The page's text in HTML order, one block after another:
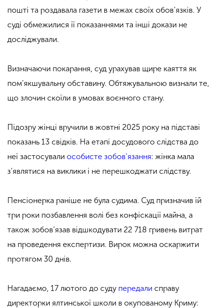
пошті та роздавала газети в межах своїх обов’язків. У
суді обмежилися її показаннями та інші докази не
досліджували.
Визначаючи покарання, суд урахував щире каяття як
пом’якшувальну обставину. Обтяжувальною визнали те,
що злочин скоїли в умовах воєнного стану.
Підозру жінці вручили в жовтні 2025 року на підставі
показань 13 свідків. На етапі досудового слідства до
неї застосували особисте зобов’язання: жінка мала
з’являтися на виклики і не перешкоджати слідству.
Пенсіонерка раніше не була судима. Суд призначив їй
три роки позбавлення волі без конфіскації майна, а
також зобов’язав відшкодувати 22 718 гривень витрат
на проведення експертизи. Вирок можна оскаржити
протягом 30 днів.
Нагадаємо, 17 лютого до суду передали справу
директорки ялтинської школи в окупованому Криму: